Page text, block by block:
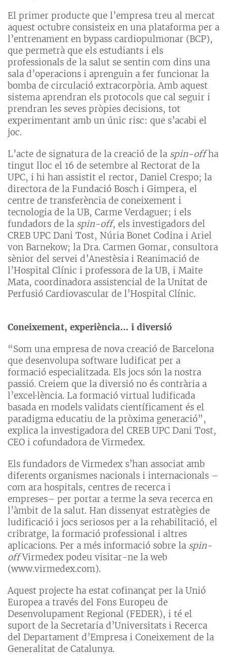
El primer producte que l’empresa treu al mercat
aquest octubre consisteix en una plataforma per a
l’entrenament en bypass cardiopulmonar (BCP),
que permetrà que els estudiants i els
professionals de la salut se sentin com dins una
sala d’operacions i aprenguin a fer funcionar la
bomba de circulació extracorpòria. Amb aquest
sistema aprendran els protocols que cal seguir i
prendran les seves pròpies decisions, tot
experimentant amb un únic risc: que s’acabi el
joc.
L’acte de signatura de la creació de la spin-offha
tingut lloc el 16 de setembre al Rectorat de la
UPC, i hi han assistit el rector, Daniel Crespo; la
directora de la Fundació Bosch i Gimpera, el
centre de transferència de coneixement i
tecnologia de la UB, Carme Verdaguer; i els
fundadors de la spin-off, els investigadors del
CREB UPC Dani Tost, Núria Bonet Codina i Ariel
von Barnekow; la Dra. Carmen Gomar, consultora
sènior del servei d’Anestèsia i Reanimació de
l’Hospital Clínic i professora de la UB, i Maite
Mata, coordinadora assistencial de la Unitat de
Perfusió Cardiovascular de l’Hospital Clínic.
Coneixement, experiència… i diversió
“Som una empresa de nova creació de Barcelona
que desenvolupa software ludificat per a
formació especialitzada. Els jocs són la nostra
passió. Creiem que la diversió no és contrària a
l’excel·lència. La formació virtual ludificada
basada en models validats científicament és el
paradigma educatiu de la pròxima generació”,
explica la investigadora del CREB UPC Dani Tost,
CEO i cofundadora de Virmedex.
Els fundadors de Virmedex s’han associat amb
diferents organismes nacionals i internacionals –
com ara hospitals, centres de recerca i
empreses– per portar a terme la seva recerca en
l’àmbit de la salut. Han dissenyat estratègies de
ludificació i jocs seriosos per a la rehabilitació, el
cribratge, la formació professional i altres
aplicacions. Per a més informació sobre la spin-
offVirmedex podeu visitar-ne la web
(www.virmedex.com).
Aquest projecte ha estat cofinançat per la Unió
Europea a través del Fons Europeu de
Desenvolupament Regional (FEDER), i té el
suport de la Secretaria d’Universitats i Recerca
del Departament d’Empresa i Coneixement de la
Generalitat de Catalunya.